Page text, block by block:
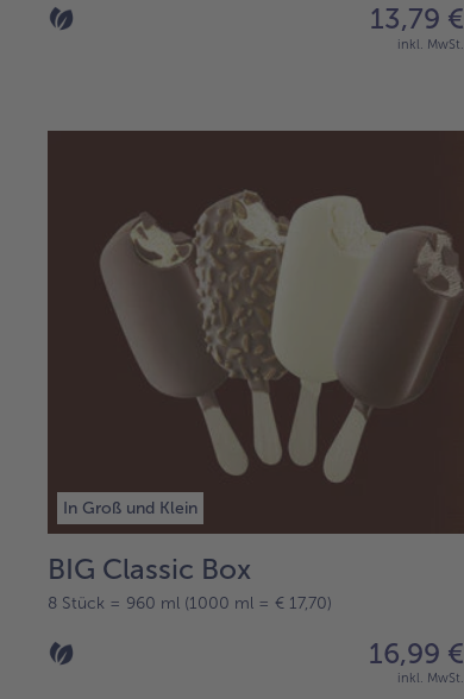
13,79 €
inkl. MwSt.
In Groß und Klein
BIG Classic Box
8 Stück = 960 ml (1000 ml = € 17,70)
16,99 €
inkl. MwSt.